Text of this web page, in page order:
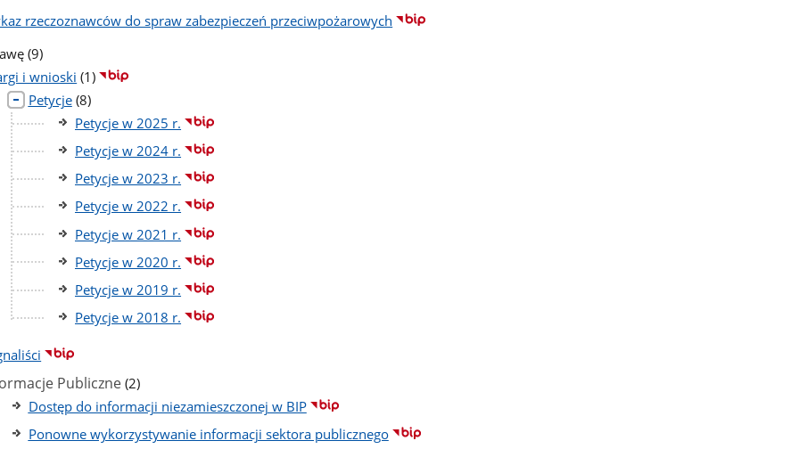
rzeczoznawców do spraw zabezpieczeń przeciwpożarowych
liczba
podstron
(9)
i wnioski liczba
podstron
(1)
Petycje liczba
podstron
(8)
Petycje w 2025 r.
Petycje w 2024 r.
Petycje w 2023 r.
Petycje w 2022 r.
Petycje w 2021 r.
Petycje w 2020 r.
Petycje w 2019 r.
Petycje w 2018 r.
Publiczne liczba
podstron
(2)
Dostęp do informacji niezamieszczonej w BIP
Ponowne wykorzystywanie informacji sektora publicznego